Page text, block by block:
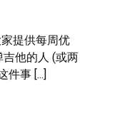
提供每周优
他的人 (或两
件事 [...]